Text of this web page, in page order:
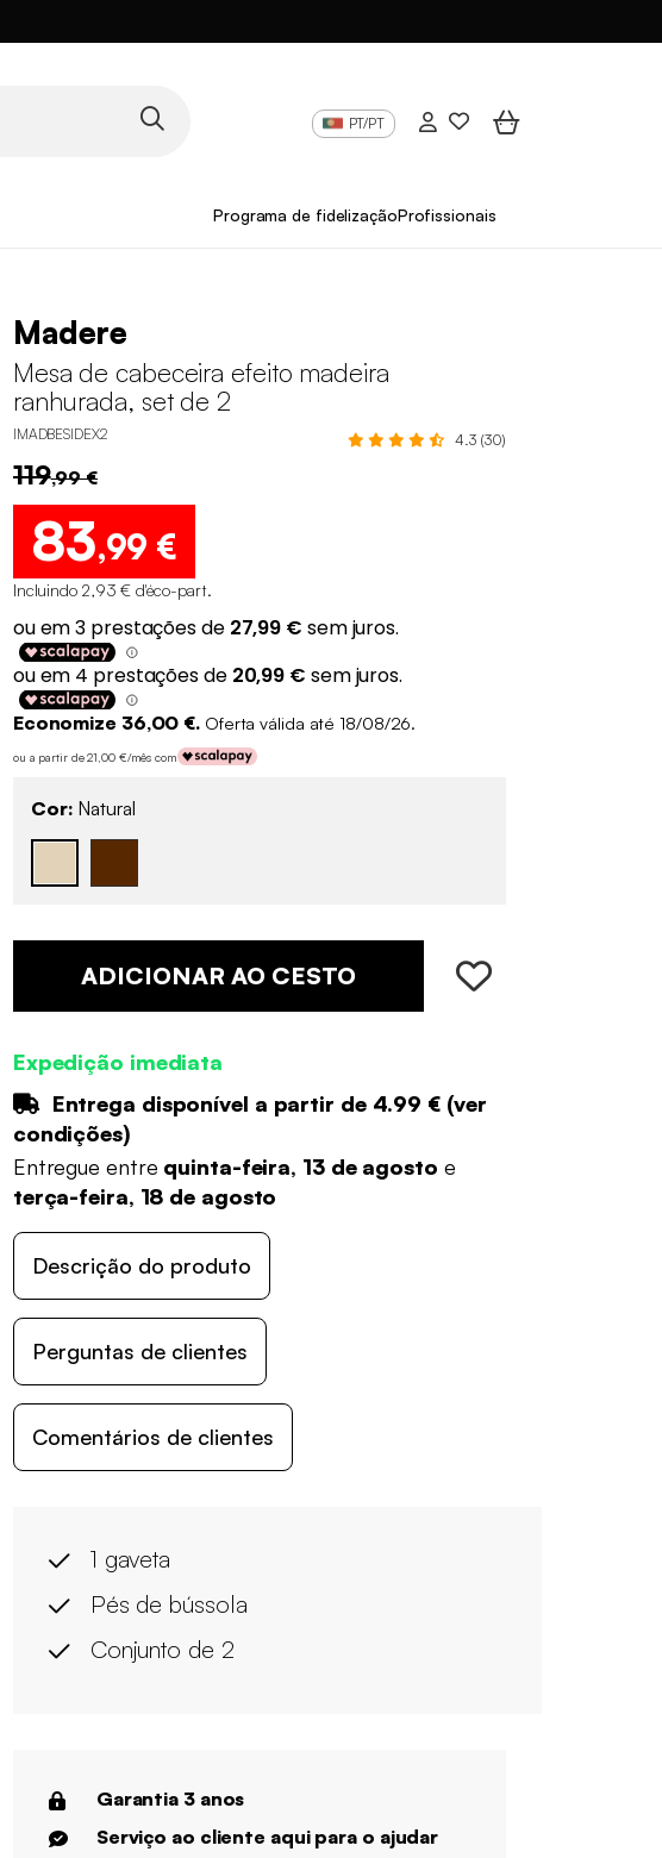
PT/PT
Programa de fidelizaçãoProfissionais
Madere
Mesa de cabeceira efeito madeira
ranhurada, set de 2
IMADBESIDEX2 4.3 (30)
119,99 €
83,99 €
Incluindo 2,93 € d'éco-part.
Economize 36,00 €. Oferta válida até 18/08/26.
ou a partir de 21,00 €/mês com
Cor: Natural
ADICIONAR AO CESTO
Expedição imediata
Entrega disponível a partir de 4.99 € (ver
condições)
Entregue entre quinta-feira, 13 de agosto e
terça-feira, 18 de agosto
Descrição do produto
Perguntas de clientes
Comentários de clientes
1 gaveta
Pés de bússola
Conjunto de 2
Garantia 3 anos
Serviço ao cliente aqui para o ajudar